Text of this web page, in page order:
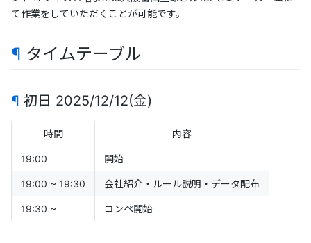
て作業をしていただくことが可能です。
¶ タイムテーブル
¶ 初日 2025/12/12(金)
時間 内容
19:00 開始
19:00 ~ 19:30 会社紹介・ルール説明・データ配布
19:30 ~ コンペ開始